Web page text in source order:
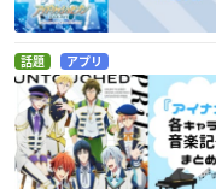
話題 アプリ